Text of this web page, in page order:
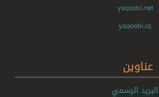
yaqoobi.net
yaqoobi.iq
عناوين
البريد الرسمي